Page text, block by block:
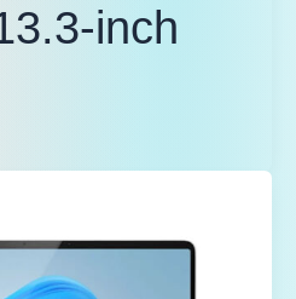
inch